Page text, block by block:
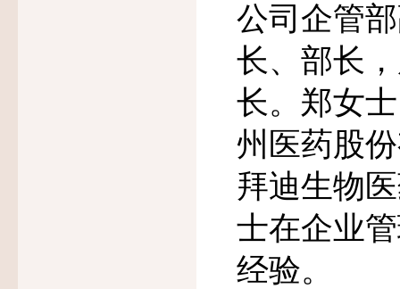
公司企管
长、部长
长。郑女
州医药股
拜迪生物
士在企业
经验。